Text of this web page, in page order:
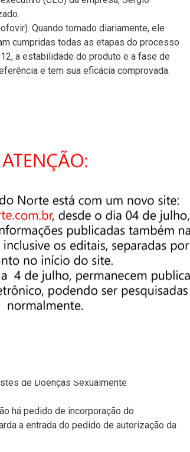
Quando tomado diariamente, ele
cumpridas todas as etapas do processo
a estabilidade do produto e a fase de
e tem sua eficácia comprovada.
casos da doença por ano. As principais
de drogas injetáveis. “Esse grupo de
Com o genérico do Truvada, a ideia da
de profissionais do sexo, para evitar o
resto da vida.
tomar remédio pelo resto da vida. Isso se
que não faz sexo seguro e imagina que o
que tem um tratamento, mas não sabe
para os desavisados se conscientizarem”,
será destinada a pacientes fora do SUS.
para isso e a população privada ter
da indústria farmacêutica. Sua
um ano.
já estabelecidos, mas se somar aos
de Doenças Sexualmente
há pedido de incorporação do
a entrada do pedido de autorização da